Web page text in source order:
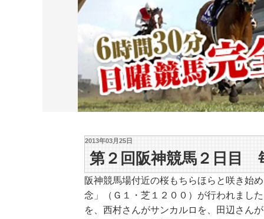
2013年03月25日
第２回阪神競馬２日目
阪神競馬場付近の桜もちらほらと咲き始
念」（Ｇ１・芝１２００）が行われまし
を、西村さんがサンカルロを、田辺さん